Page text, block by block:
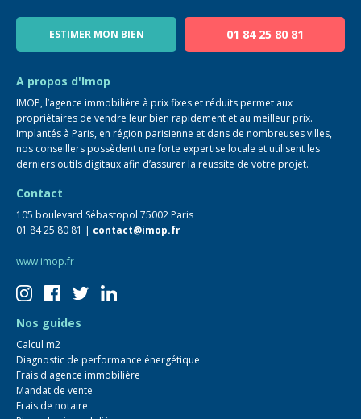
Blog
ESTIMER MON BIEN 01 84 25 80 81
A propos d'Imop
IMOP, l’agence immobilière à prix fixes et réduits permet aux
propriétaires de vendre leur bien rapidement et au meilleur prix.
Implantés à Paris, en région parisienne et dans de nombreuses villes,
nos conseillers possèdent une forte expertise locale et utilisent les
derniers outils digitaux afin d’assurer la réussite de votre projet.
Contact
105 boulevard Sébastopol 75002 Paris
01 84 25 80 81 | contact@imop.fr
www.imop.fr
Nos guides
Calcul m2
Diagnostic de performance énergétique
Frais d'agence immobilière
Mandat de vente
Frais de notaire